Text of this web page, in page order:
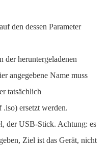
den dessen Parameter
der heruntergeladenen
angegebene Name muss
tatsächlich
.iso) ersetzt werden.
der USB-Stick. Achtung: es
Ziel ist das Gerät, nicht